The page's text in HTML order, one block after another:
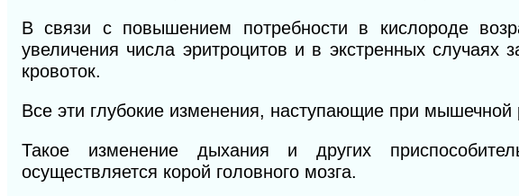
В связи с повышением потребности в кислороде
увеличения числа эритроцитов и в экстренных случаях
кровоток.
Все эти глубокие изменения, наступающие при мышечной
Такое изменение дыхания и других
осуществляется корой головного мозга.